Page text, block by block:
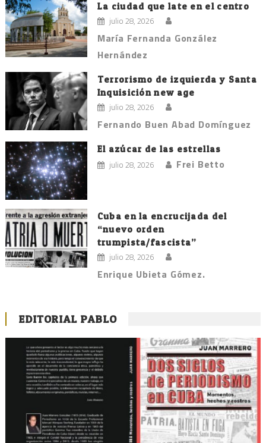
La ciudad que late en el centro
julio 28, 2026
María Fernanda González
Hernández
Terrorismo de izquierda y Santa
Inquisición new age
julio 28, 2026
Fernando Buen Abad Domínguez
El azúcar de las estrellas
julio 28, 2026 Frei Betto
Cuba en la encrucijada del
“nuevo orden
trumpista/fascista”
julio 28, 2026
Enrique Ubieta Gómez.
EDITORIAL PABLO